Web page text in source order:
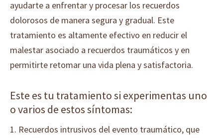
ayudarte a enfrentar y procesar los recuerdos
dolorosos de manera segura y gradual. Este
tratamiento es altamente efectivo en reducir el
malestar asociado a recuerdos traumáticos y en
permitirte retomar una vida plena y satisfactoria.
Este es tu tratamiento si experimentas uno
o varios de estos síntomas:
1. Recuerdos intrusivos del evento traumático, que